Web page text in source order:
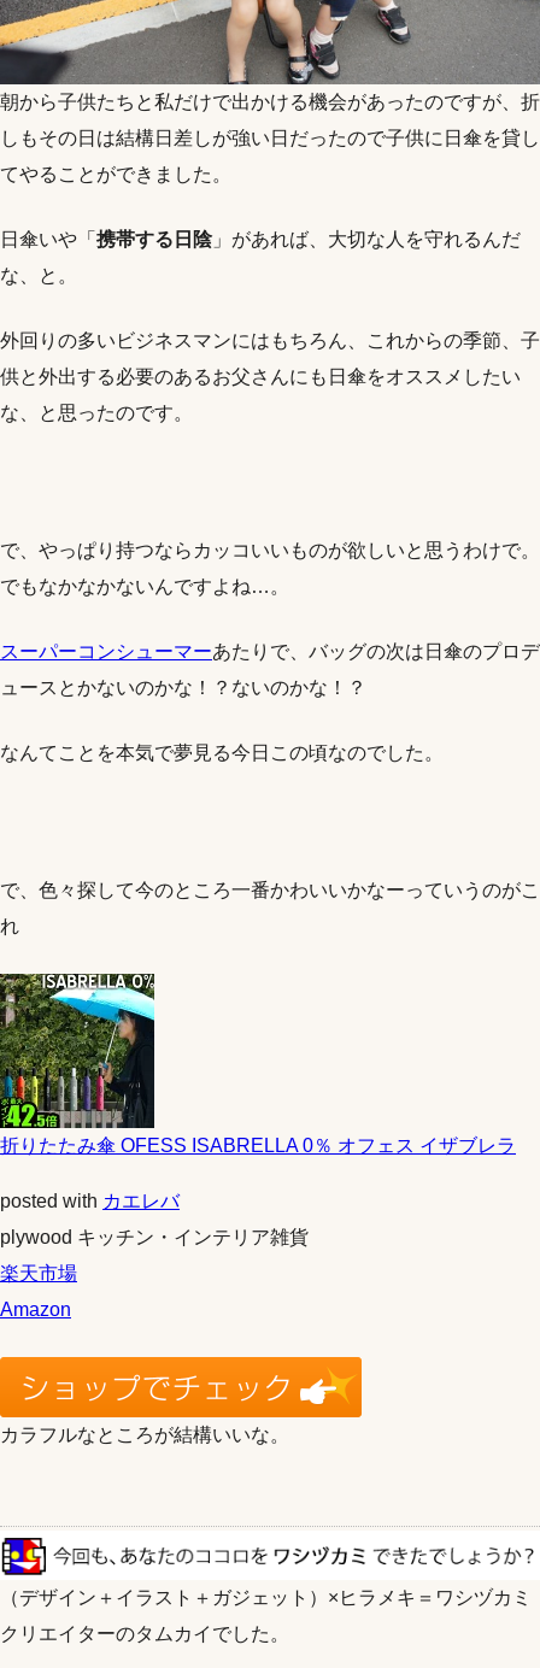
朝から子供たちと私だけで出かける機会があったのですが、折
しもその日は結構日差しが強い日だったので子供に日傘を貸し
てやることができました。
日傘いや「 携帯する日陰」があれば、大切な人を守れるんだ
な、と。
外回りの多いビジネスマンにはもちろん、これからの季節、子
供と外出する必要のあるお父さんにも日傘をオススメしたい
な、と思ったのです。
で、やっぱり持つならカッコいいものが欲しいと思うわけで。
でもなかなかないんですよね…。
スーパーコンシューマーあたりで、バッグの次は日傘のプロデ
ュースとかないのかな！？ないのかな！？
なんてことを本気で夢見る今日この頃なのでした。
で、色々探して今のところ一番かわいいかなーっていうのがこ
れ
折りたたみ傘 OFESS ISABRELLA 0％ オフェス イザブレラ
posted with カエレバ
plywood キッチン・インテリア雑貨
楽天市場
Amazon
カラフルなところが結構いいな。
（デザイン＋イラスト＋ガジェット）×ヒラメキ＝ワシヅカミ
クリエイターのタムカイでした。